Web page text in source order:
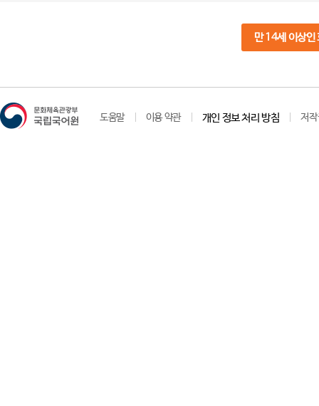
만 14세 이상인
도움말 이용 약관 개인 정보 처리 방침 저